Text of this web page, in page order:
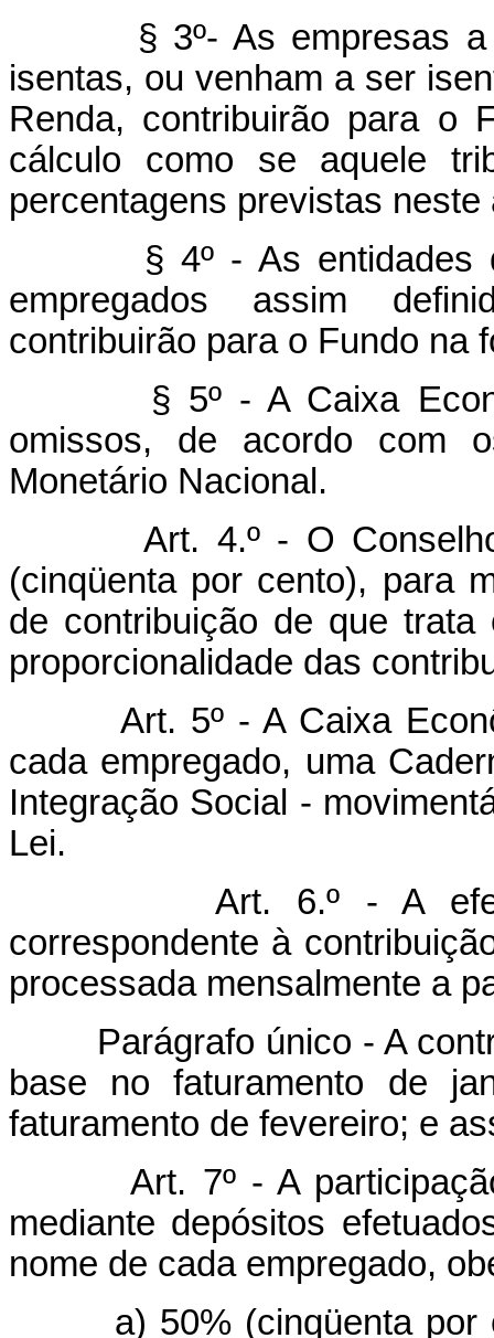
§ 3º- As empresas a
isentas, ou venham a ser
Renda, contribuirão para o
cálculo como se aquele
percentagens previstas neste
§ 4º - As entidades de
empregados assim
contribuirão para o Fundo na
§ 5º - A Caixa
omissos, de acordo com
Monetário Nacional.
Art. 4.º - O
(cinqüenta por cento), para
de contribuição de que
proporcionalidade das
Art. 5º - A Caixa
cada empregado, uma
Integração Social -
Lei.
Art. 6.º - A
correspondente à
processada mensalmente a
Parágrafo único - A
base no faturamento de
faturamento de fevereiro; e
Art. 7º - A
mediante depósitos
nome de cada empregado,
a) 50% (cinqüenta por